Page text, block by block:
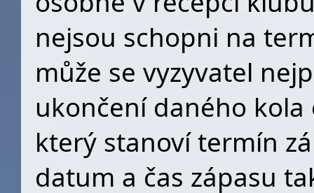
nejsou schopni na
může se vyzyvatel
ukončení daného
který stanoví termín
datum a čas zápasu